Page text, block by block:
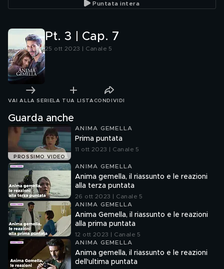
Puntata intera
Pt. 3 | Cap. 7
25 ott 2023 | Canale 5
VAI ALLA SERIE LA TUA LISTA CONDIVIDI
Guarda anche
PROSSIMO VIDEO
ANIMA GEMELLA
Prima puntata
11 ott 2023 | Canale 5
ANIMA GEMELLA
Anima gemella, il riassunto e le reazioni
alla terza puntata
26 ott 2023 | Canale 5
ANIMA GEMELLA
Anima Gemella, il riassunto e le reazioni
alla prima puntata
12 ott 2023 | Canale 5
ANIMA GEMELLA
Anima gemella, il riassunto e le reazioni
dell'ultima puntata